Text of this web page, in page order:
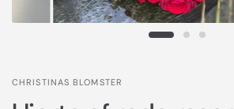
CHRISTINAS BLOMSTER